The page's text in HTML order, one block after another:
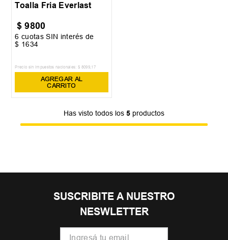
Toalla Fria Everlast
$ 9800
6 cuotas SIN interés de
$ 1634
Precio sin impuestos nacionales: $ 8099,17
AGREGAR AL
CARRITO
Has visto todos los 5 productos
SUSCRIBITE A NUESTRO
NESWLETTER